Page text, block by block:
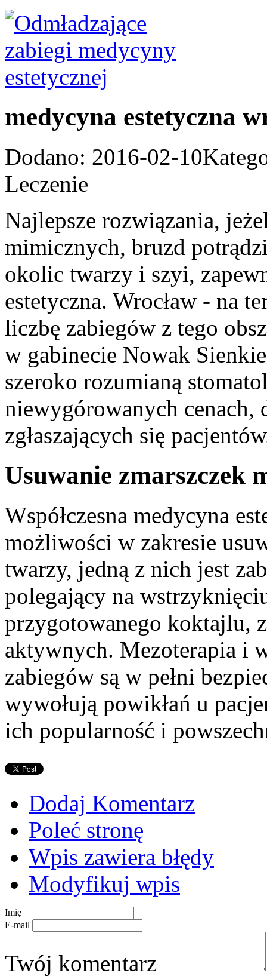
medycyna estetyczna
Dodano: 2016-02-10
Leczenie
Najlepsze rozwiązania,
mimicznych, bruzd
okolic twarzy i szyi,
estetyczna. Wrocław - na
liczbę zabiegów z tego
w gabinecie Nowak
szeroko rozumianą
niewygórowanych cenach,
zgłaszających się
Usuwanie zmarszczek
Współczesna medycyna
możliwości w zakresie
twarzy, jedną z nich jest
polegający na
przygotowanego koktajlu,
aktywnych. Mezoterapia i
zabiegów są w pełni
wywołują powikłań u
ich popularność i
Dodaj Komentarz
Poleć stronę
Wpis zawiera błędy
Modyfikuj wpis
Imię
E-mail
Twój komentarz